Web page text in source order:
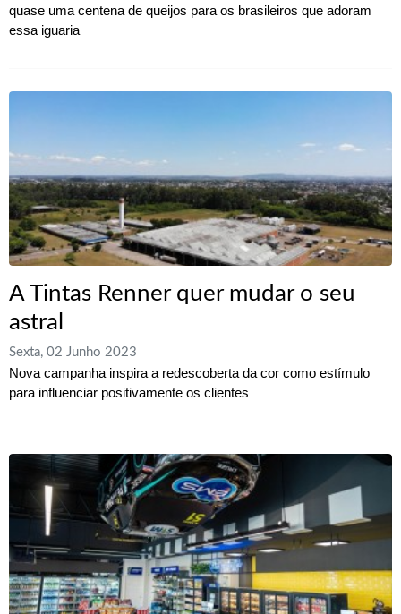
quase uma centena de queijos para os brasileiros que adoram
essa iguaria
A Tintas Renner quer mudar o seu
astral
Sexta, 02 Junho 2023
Nova campanha inspira a redescoberta da cor como estímulo
para influenciar positivamente os clientes